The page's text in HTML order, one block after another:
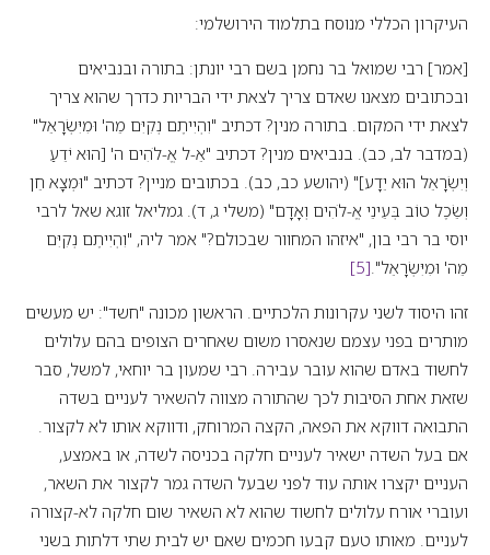
העיקרון הכללי מנוסח בתלמוד הירושלמי:
[אמר] רבי שמואל בר נחמן בשם רבי יונתן: בתורה ובנביאים
ובכתובים מצאנו שאדם צריך לצאת ידי הבריות כדרך שהוא צריך
לצאת ידי המקום. בתורה מנין? דכתיב "וִהְיִיתֶם נְקִיִּם מֵה' וּמִיִּשְׂרָאֵל"
(במדבר לב, כב). בנביאים מנין? דכתיב "אֵ-ל אֱ-לֹהִים ה' [הוּא יֹדֵעַ
וְיִשְׂרָאֵל הוּא יֵדָע]" (יהושע כב, כב). בכתובים מניין? דכתיב "וּמְצָא חֵן
וְשֵׂכֶל טוֹב בְּעֵינֵי אֱ-לֹהִים וְאָדָם" (משלי ג, ד). גמליאל זוגא שאל לרבי
יוסי בר רבי בון, "איזהו המחוור שבכולם?" אמר ליה, "וִהְיִיתֶם נְקִיִּם
מֵה' וּמִיִּשְׂרָאֵל". [5]
זהו היסוד לשני עקרונות הלכתיים. הראשון מכונה "חשד": יש מעשים
מותרים בפני עצמם שנאסרו משום שאחרים הצופים בהם עלולים
לחשוד באדם שהוא עובר עבירה. רבי שמעון בר יוחאי, למשל, סבר
שזאת אחת הסיבות לכך שהתורה מצווה להשאיר לעניים בשדה
התבואה דווקא את הפאה, הקצה המרוחק, ודווקא אותו לא לקצור.
אם בעל השדה ישאיר לעניים חלקה בכניסה לשדה, או באמצע,
העניים יקצרו אותה עוד לפני שבעל השדה גמר לקצור את השאר,
ועוברי אורח עלולים לחשוד שהוא לא השאיר שום חלקה לא-קצורה
לעניים. מאותו טעם קבעו חכמים שאם יש לבית שתי דלתות בשני